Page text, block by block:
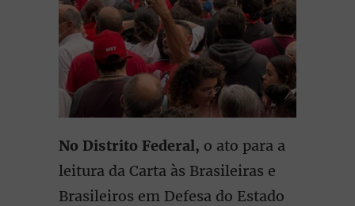
No Distrito Federal, o ato para a
leitura da Carta às Brasileiras e
Brasileiros em Defesa do Estado